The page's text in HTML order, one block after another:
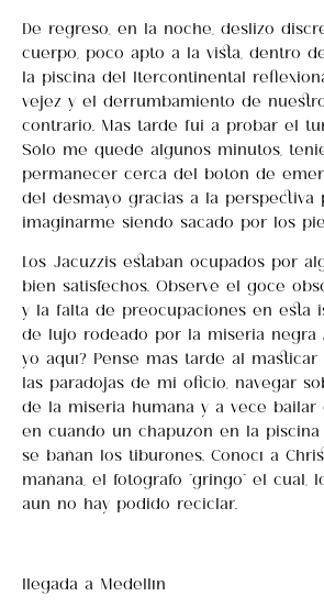
De regreso, en la noche, deslizo
cuerpo, poco apto a la vista, dentro
la piscina del Itercontinental
vejez y el derrumbamiento de
contrario. Más tarde fui a probar el
Sólo me quedé algunos minutos,
permanecer cerca del botón de
del desmayo gracias a la perspectiva
imaginarme siendo sacado por los
Los Jacuzzis estaban ocupados por
bien satisfechos. Observé el goce
y la falta de preocupaciones en esta
de lujo rodeado por la miseria negra
yo aquí? Pensé más tarde al masticar
las paradojas de mi oficio, navegar
de la miseria humana y a vece bailar
en cuando un chapuzón en la
se bañan los tiburones. Conocí a
mañana, el fotógrafo “gringo” el cual,
aun no hay podido reciclar…
llegada a Medellín